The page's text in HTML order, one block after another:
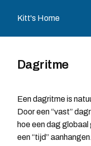
Kitt's Home
Dagritme
Een dagritme is
Door een “vast”
hoe een dag globaal
een “tijd” aanhangen.